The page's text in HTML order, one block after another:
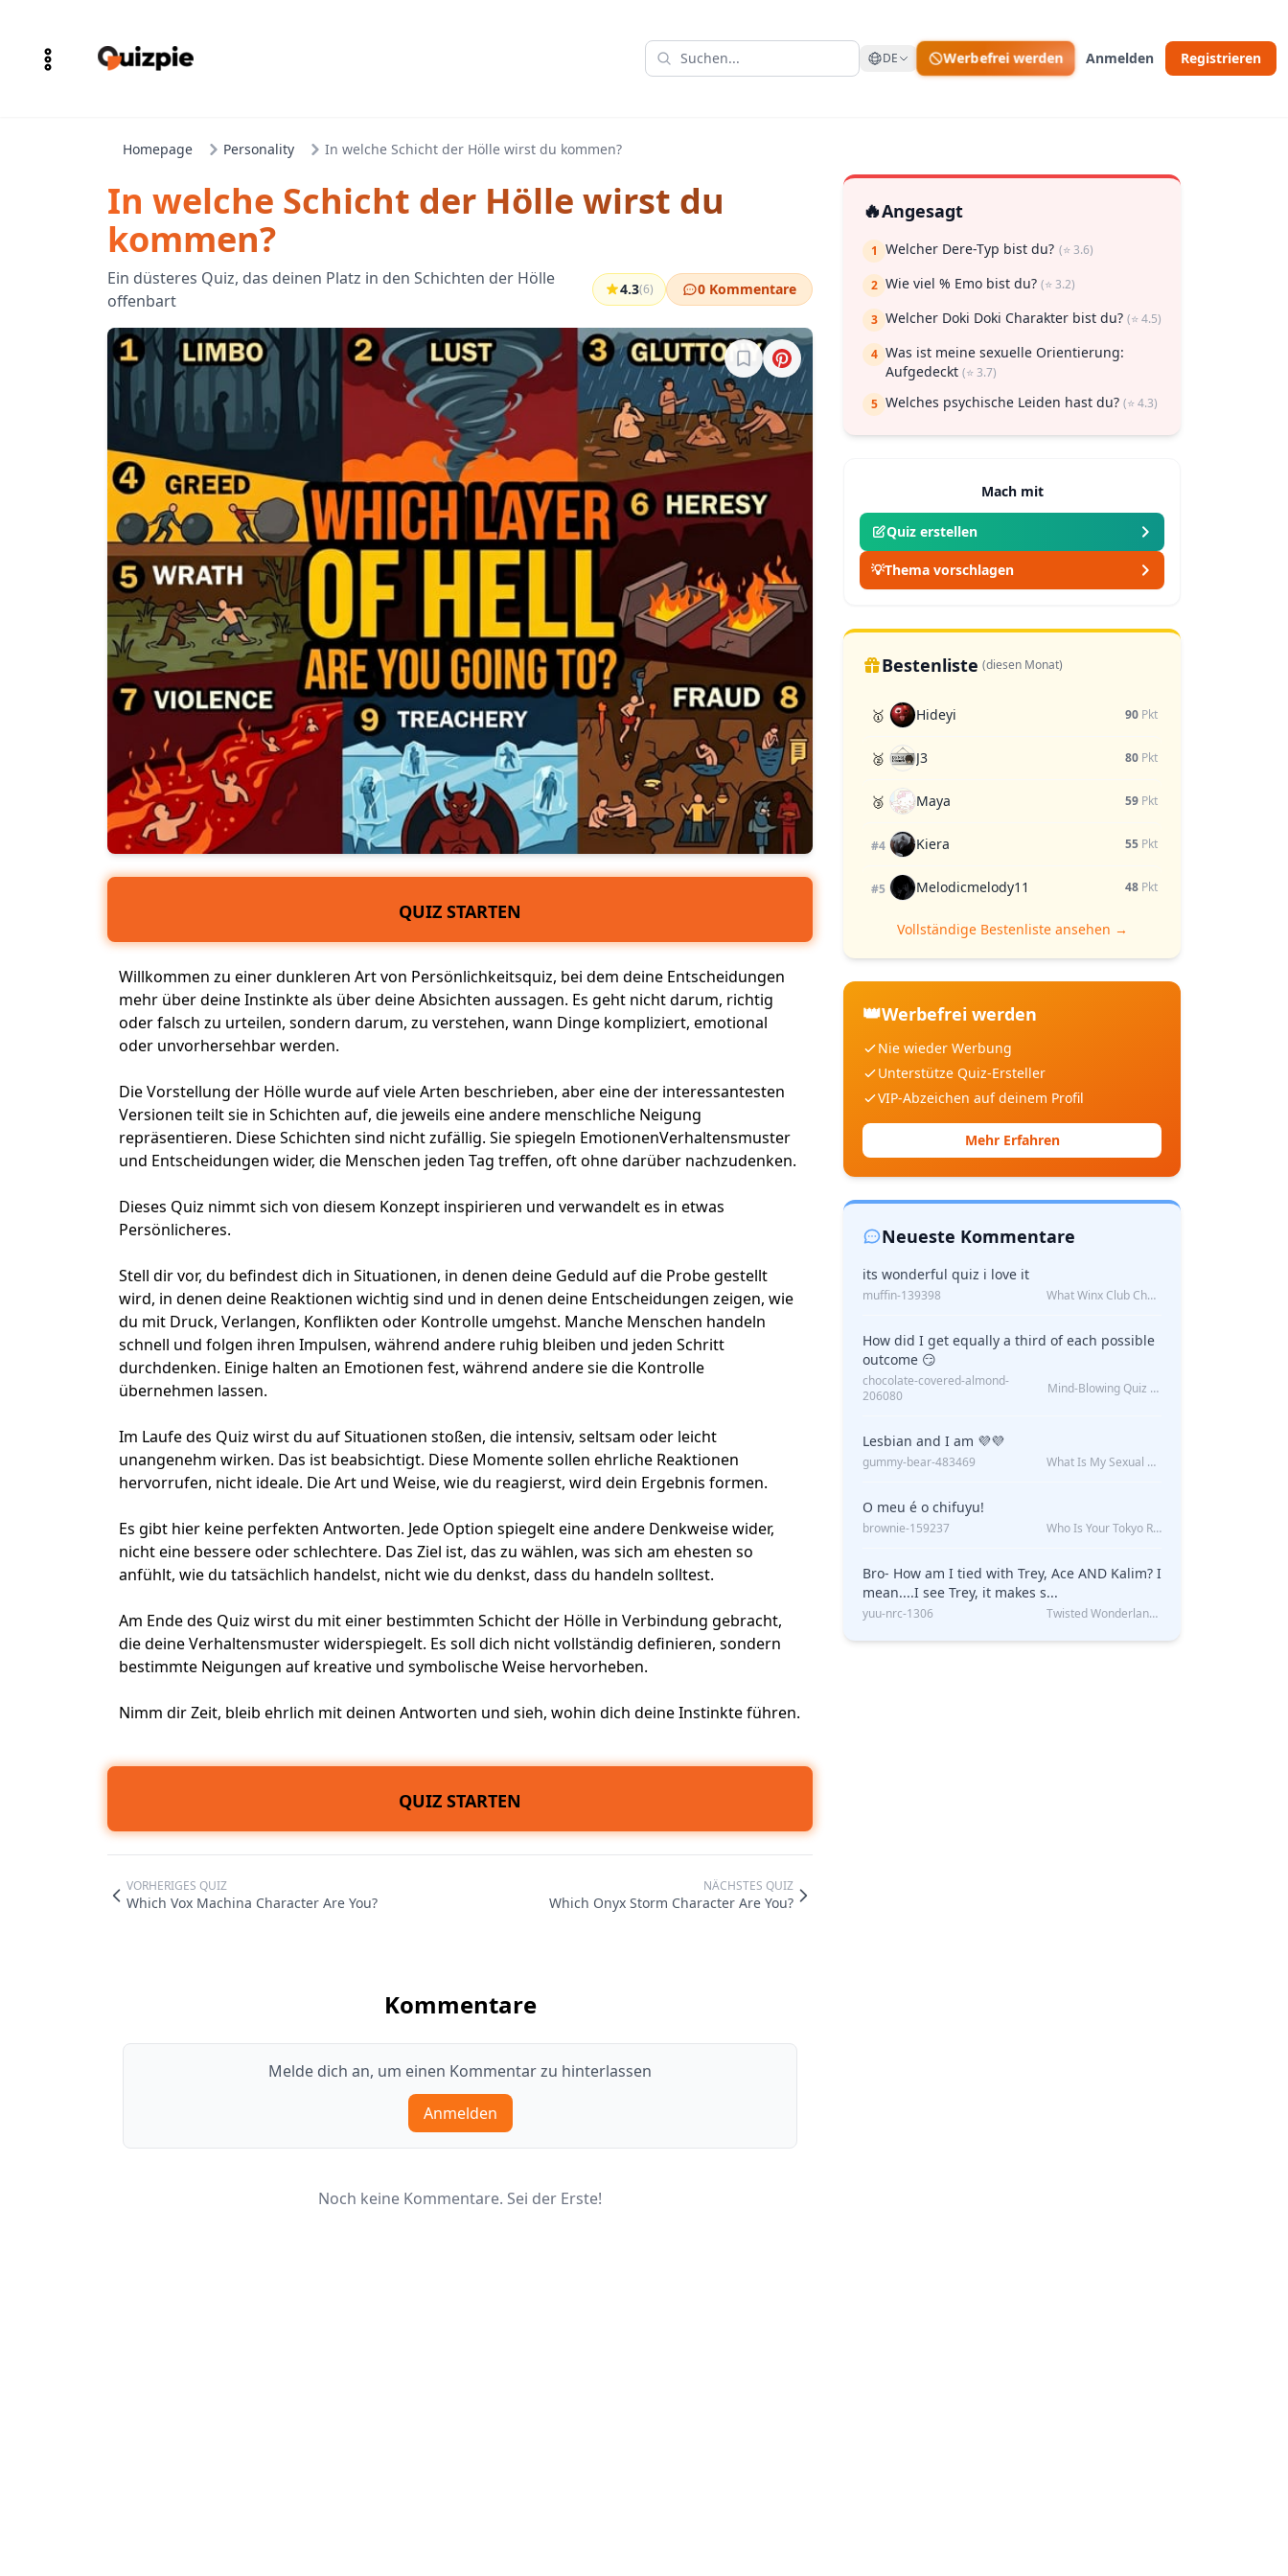
DE Werbefrei werden Anmelden Registrieren
Homepage Personality In welche Schicht der Hölle wirst du kommen?
In welche Schicht der Hölle wirst du
kommen?
Ein düsteres Quiz, das deinen Platz in den Schichten der Hölle
offenbart
4.3(6) 0 Kommentare
Melde dich an, um zu speichern
QUIZ STARTEN
Willkommen zu einer dunkleren Art von Persönlichkeitsquiz, bei dem deine Entscheidungen
mehr über deine Instinkte als über deine Absichten aussagen. Es geht nicht darum, richtig
oder falsch zu urteilen, sondern darum, zu verstehen, wann Dinge kompliziert, emotional
oder unvorhersehbar werden.
Die Vorstellung der Hölle wurde auf viele Arten beschrieben, aber eine der interessantesten
Versionen teilt sie in Schichten auf, die jeweils eine andere menschliche Neigung
repräsentieren. Diese Schichten sind nicht zufällig. Sie spiegeln EmotionenVerhaltensmuster
und Entscheidungen wider, die Menschen jeden Tag treffen, oft ohne darüber nachzudenken.
Dieses Quiz nimmt sich von diesem Konzept inspirieren und verwandelt es in etwas
Persönlicheres.
Stell dir vor, du befindest dich in Situationen, in denen deine Geduld auf die Probe gestellt
wird, in denen deine Reaktionen wichtig sind und in denen deine Entscheidungen zeigen, wie
du mit Druck, Verlangen, Konflikten oder Kontrolle umgehst. Manche Menschen handeln
schnell und folgen ihren Impulsen, während andere ruhig bleiben und jeden Schritt
durchdenken. Einige halten an Emotionen fest, während andere sie die Kontrolle
übernehmen lassen.
Im Laufe des Quiz wirst du auf Situationen stoßen, die intensiv, seltsam oder leicht
unangenehm wirken. Das ist beabsichtigt. Diese Momente sollen ehrliche Reaktionen
hervorrufen, nicht ideale. Die Art und Weise, wie du reagierst, wird dein Ergebnis formen.
Es gibt hier keine perfekten Antworten. Jede Option spiegelt eine andere Denkweise wider,
nicht eine bessere oder schlechtere. Das Ziel ist, das zu wählen, was sich am ehesten so
anfühlt, wie du tatsächlich handelst, nicht wie du denkst, dass du handeln solltest.
Am Ende des Quiz wirst du mit einer bestimmten Schicht der Hölle in Verbindung gebracht,
die deine Verhaltensmuster widerspiegelt. Es soll dich nicht vollständig definieren, sondern
bestimmte Neigungen auf kreative und symbolische Weise hervorheben.
Nimm dir Zeit, bleib ehrlich mit deinen Antworten und sieh, wohin dich deine Instinkte führen.
QUIZ STARTEN
VORHERIGES QUIZ
Which Vox Machina Character Are You?
NÄCHSTES QUIZ
Which Onyx Storm Character Are You?
Kommentare
Melde dich an, um einen Kommentar zu hinterlassen
Anmelden
Noch keine Kommentare. Sei der Erste!
🔥Angesagt
1 Welcher Dere-Typ bist du? (⭐ 3.6)
2 Wie viel % Emo bist du? (⭐ 3.2)
3 Welcher Doki Doki Charakter bist du? (⭐ 4.5)
4 Was ist meine sexuelle Orientierung:
Aufgedeckt (⭐ 3.7)
5 Welches psychische Leiden hast du? (⭐ 4.3)
Mach mit
Quiz erstellen
💡Thema vorschlagen
Bestenliste (diesen Monat)
🥇 Hideyi 90 Pkt
🥈 J3 80 Pkt
🥉 Maya 59 Pkt
#4 Kiera 55 Pkt
#5 Melodicmelody11 48 Pkt
Vollständige Bestenliste ansehen →
👑Werbefrei werden
Nie wieder Werbung
Unterstütze Quiz-Ersteller
VIP-Abzeichen auf deinem Profil
Mehr Erfahren
Neueste Kommentare
its wonderful quiz i love it
muffin-139398 What Winx Club Character Are You?
How did I get equally a third of each possible
outcome 😏
chocolate-covered-almond-
206080
Mind-Blowing Quiz Reveals: Will I Be Alone Forever?
Lesbian and I am 💜💜
gummy-bear-483469 What Is My Sexual Orientation: Uncovered
O meu é o chifuyu!
brownie-159237 Who Is Your Tokyo Revengers Boyfriend?
Bro- How am I tied with Trey, Ace AND Kalim? I
mean....I see Trey, it makes s...
yuu-nrc-1306 Twisted Wonderland Kin Quiz